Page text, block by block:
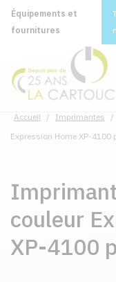
Équipements et
fournitures
Accueil / Imprimantes /
Expression Home XP-4100
couleur
XP-4100